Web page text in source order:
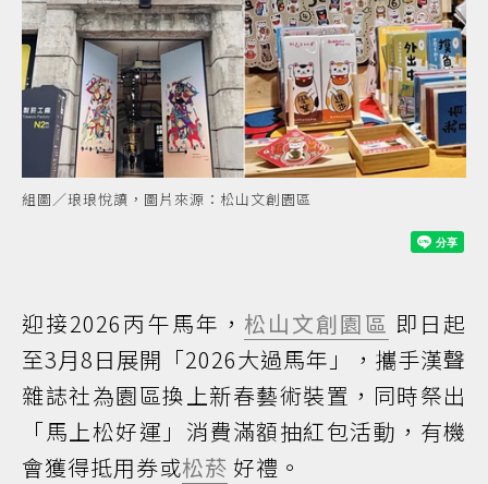
組圖／琅琅悅讀，圖片來源：松山文創園區
迎接2026丙午馬年， 松山文創園區 即日起
至3月8日展開「2026大過馬年」，攜手漢聲
雜誌社為園區換上新春藝術裝置，同時祭出
「馬上松好運」消費滿額抽紅包活動，有機
會獲得抵用券或松菸 好禮。